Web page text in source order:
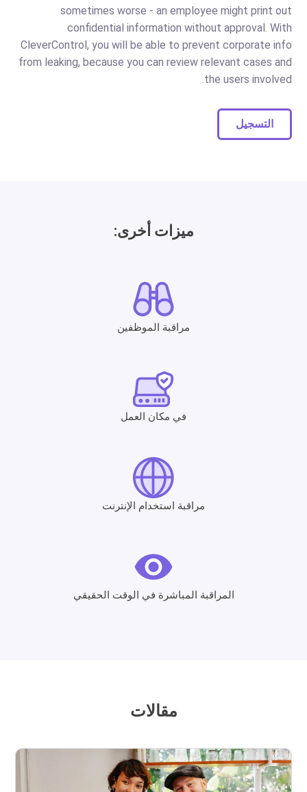
sometimes worse - an employee might print out
confidential information without approval. With
CleverControl, you will be able to prevent corporate info
from leaking, because you can review relevant cases and
the users involved.
التسجيل
ميزات أخرى:
مراقبة الموظفين
في مكان العمل
مراقبة استخدام الإنترنت
المراقبة المباشرة في الوقت الحقيقي
مقالات